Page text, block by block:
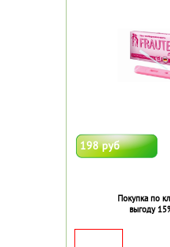
198 руб
Покупка по
выгоду